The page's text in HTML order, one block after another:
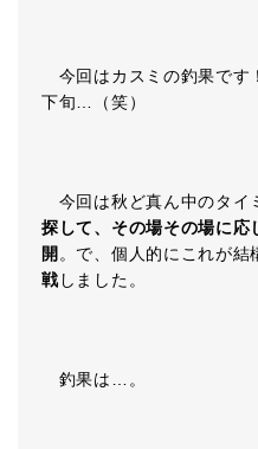
今回はカスミの釣果です
下旬…（笑）
今回は秋ど真ん中のタイ
探して、その場その場に応
開 。で、個人的にこれが結
戦 しました。
釣果は…。